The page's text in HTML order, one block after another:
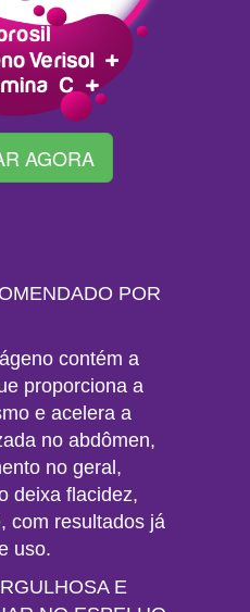
AGORA
POR
contém a
proporciona a
e acelera a
no abdômen,
no geral,
deixa flacidez,
com resultados já
uso.
E